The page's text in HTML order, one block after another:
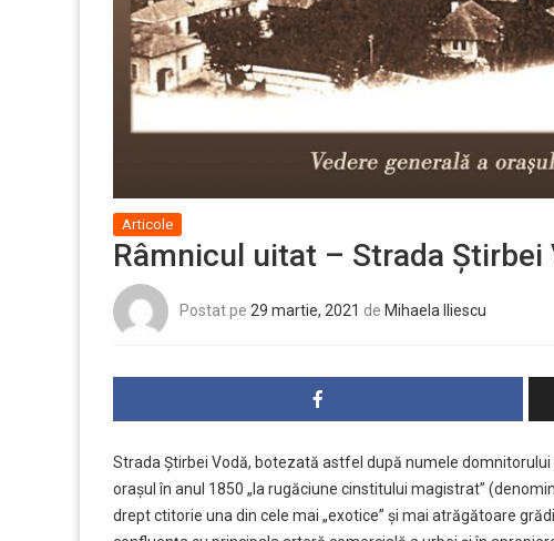
Articole
Râmnicul uitat – Strada Știrbei
Postat pe 29 martie, 2021 de Mihaela Iliescu
Strada Știrbei Vodă, botezată astfel după numele
orașul în anul 1850 „la rugăciune cinstitului magistrat”
drept ctitorie una din cele mai „exotice” și mai atrăgătoare